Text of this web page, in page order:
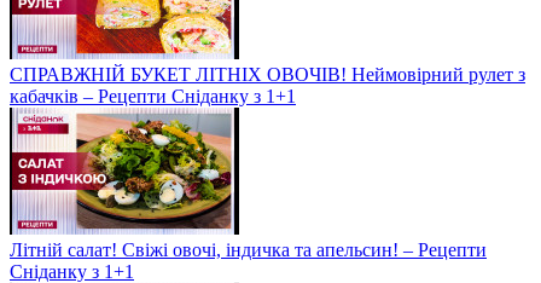
СПРАВЖНІЙ БУКЕТ ЛІТНІХ ОВОЧІВ! Неймовірний рулет з
кабачків – Рецепти Сніданку з 1+1
Літній салат! Свіжі овочі, індичка та апельсин! – Рецепти
Сніданку з 1+1